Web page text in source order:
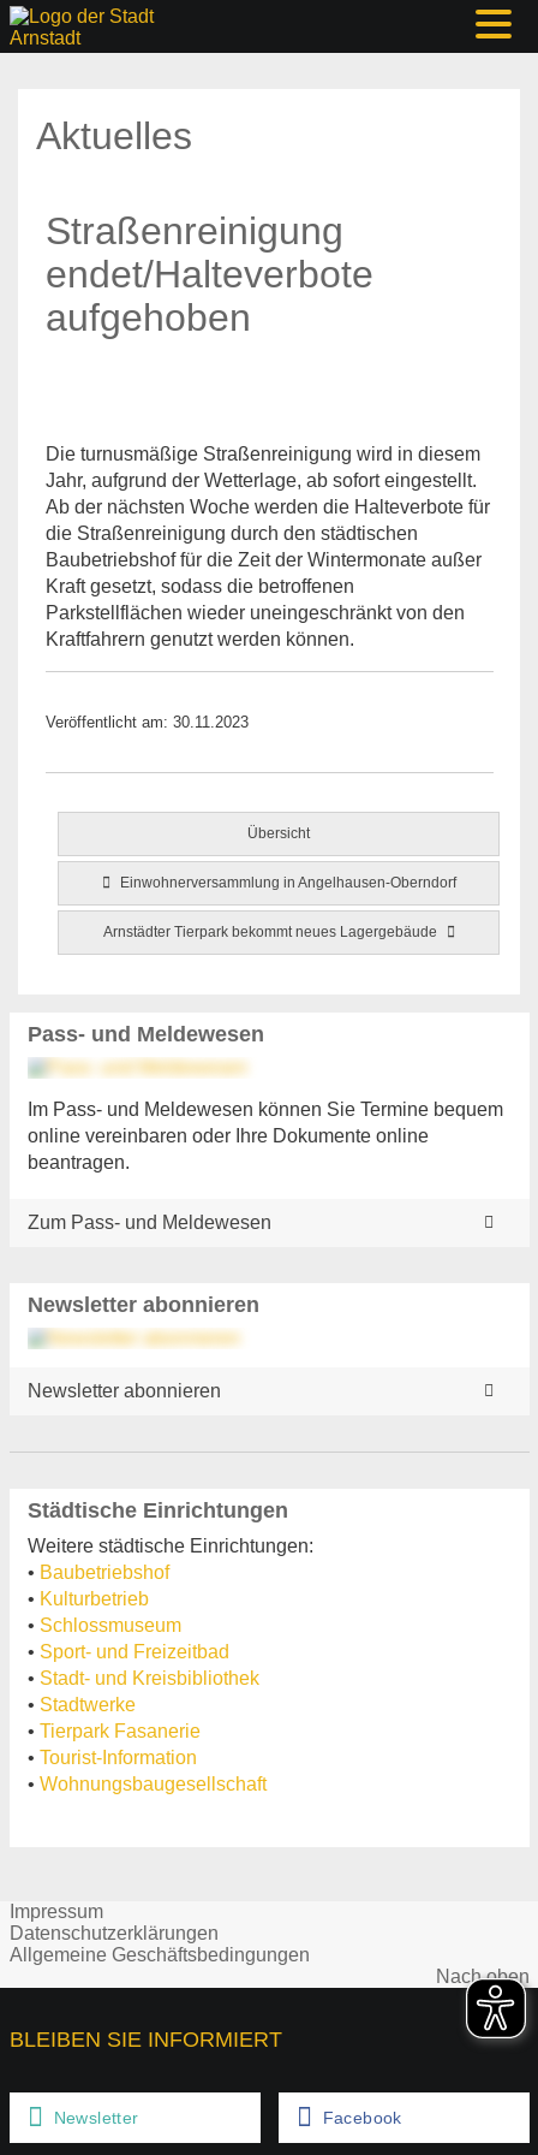
Aktuelles
Straßenreinigung
endet/Halteverbote
aufgehoben
Die turnusmäßige Straßenreinigung wird in diesem
Jahr, aufgrund der Wetterlage, ab sofort eingestellt.
Ab der nächsten Woche werden die Halteverbote für
die Straßenreinigung durch den städtischen
Baubetriebshof für die Zeit der Wintermonate außer
Kraft gesetzt, sodass die betroffenen
Parkstellflächen wieder uneingeschränkt von den
Kraftfahrern genutzt werden können.
Veröffentlicht am: 30.11.2023
Übersicht
Einwohnerversammlung in Angelhausen-Oberndorf
Arnstädter Tierpark bekommt neues Lagergebäude
Pass- und Meldewesen
Im Pass- und Meldewesen können Sie Termine bequem
online vereinbaren oder Ihre Dokumente online
beantragen.
Zum Pass- und Meldewesen
Newsletter abonnieren
Newsletter abonnieren
Städtische Einrichtungen
Weitere städtische Einrichtungen:
• Baubetriebshof
• Kulturbetrieb
• Schlossmuseum
• Sport- und Freizeitbad
• Stadt- und Kreisbibliothek
• Stadtwerke
• Tierpark Fasanerie
• Tourist-Information
• Wohnungsbaugesellschaft
Impressum
Datenschutzerklärungen
Allgemeine Geschäftsbedingungen
Nach oben
BLEIBEN SIE INFORMIERT
Newsletter Facebook